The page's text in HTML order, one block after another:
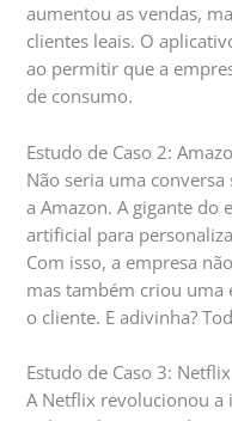
aumentou as vendas,
clientes leais. O
ao permitir que a
de consumo.
Estudo de Caso 2:
Não seria uma
a Amazon. A gigante do
artificial para
Com isso, a empresa
mas também criou uma
o cliente. E adivinha?
Estudo de Caso 3: Netflix
A Netflix revolucionou